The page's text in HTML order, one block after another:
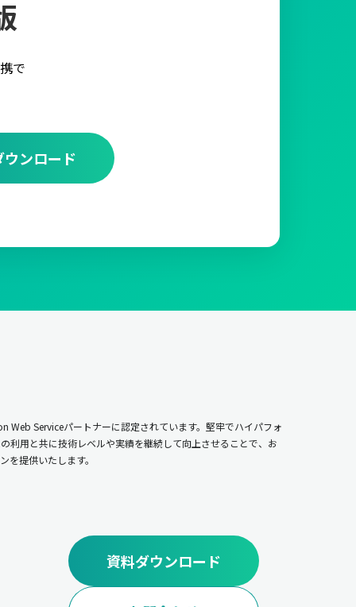
で
ウンロード
Web Serviceパートナーに認定されています。堅牢でハイパフォ
利用と共に技術レベルや実績を継続して向上させることで、お
を提供いたします。
資料ダウンロード